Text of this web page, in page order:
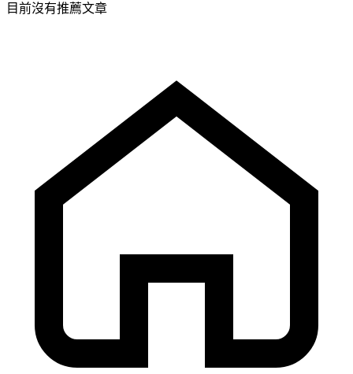
目前沒有推薦文章